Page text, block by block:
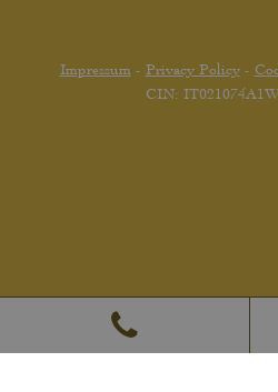
Impressum- Privacy Policy-
CIN: